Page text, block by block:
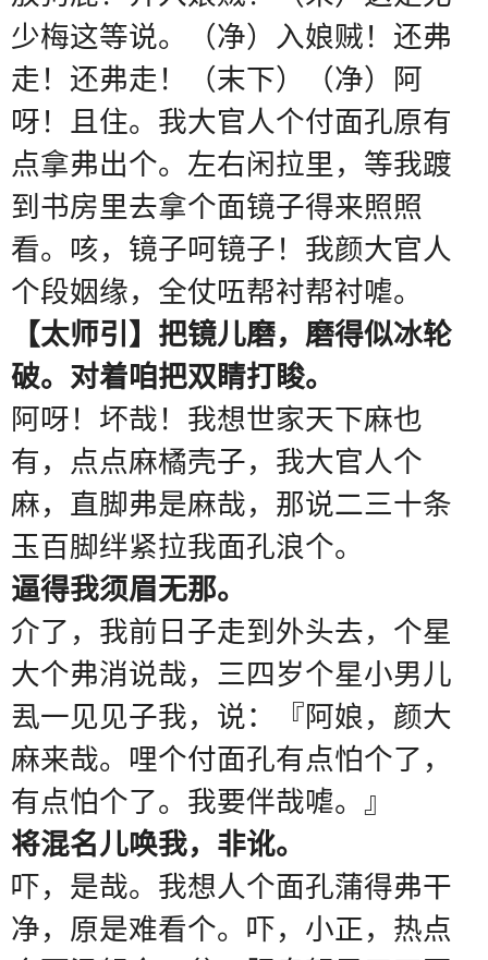
少梅这等说。（净）入娘贼！还弗
走！还弗走！（末下）（净）阿
呀！且住。我大官人个付面孔原有
点拿弗出个。左右闲拉里，等我踱
到书房里去拿个面镜子得来照照
看。咳，镜子呵镜子！我颜大官人
个段姻缘，全仗㕶帮衬帮衬㖸。
【太师引】把镜儿磨，磨得似冰轮
破。对着咱把双睛打睃。
阿呀！坏哉！我想世家天下麻也
有，点点麻橘壳子，我大官人个
麻，直脚弗是麻哉，那说二三十条
玉百脚绊紧拉我面孔浪个。
逼得我须眉无那。
介了，我前日子走到外头去，个星
大个弗消说哉，三四岁个星小男儿
厾一见见子我，说：『阿娘，颜大
麻来哉。哩个付面孔有点怕个了，
有点怕个了。我要伴哉㖸。』
将混名儿唤我，非讹。
吓，是哉。我想人个面孔蒲得弗干
净，原是难看个。吓，小正，热点